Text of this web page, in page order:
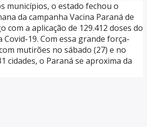
municípios, o estado fechou o
da campanha Vacina Paraná de
com a aplicação de 129.412 doses do
19. Com essa grande força-
mutirões no sábado (27) e no
cidades, o Paraná se aproxima da